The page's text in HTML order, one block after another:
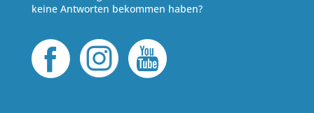
keine Antworten bekommen haben?